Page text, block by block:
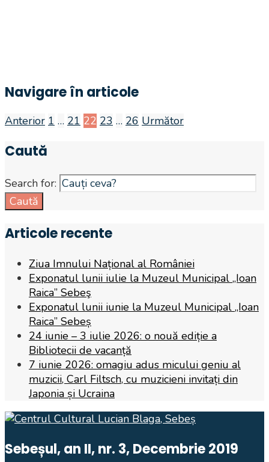
Navigare în articole
Anterior 1 … 21 22 23 … 26 Următor
Caută
Search for:
Caută
Articole recente
Ziua Imnului Național al României
Exponatul lunii iulie la Muzeul Municipal „Ioan
Raica” Sebeş
Exponatul lunii iunie la Muzeul Municipal „Ioan
Raica” Sebeș
24 iunie – 3 iulie 2026: o nouă ediție a
Bibliotecii de vacanță
7 iunie 2026: omagiu adus micului geniu al
muzicii, Carl Filtsch, cu muzicieni invitați din
Japonia și Ucraina
Sebeșul, an II, nr. 3, Decembrie 2019